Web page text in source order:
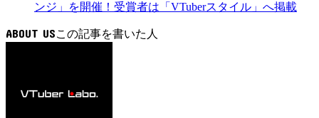
ンジ」を開催！受賞者は「VTuberスタイル」へ掲載
ABOUT US